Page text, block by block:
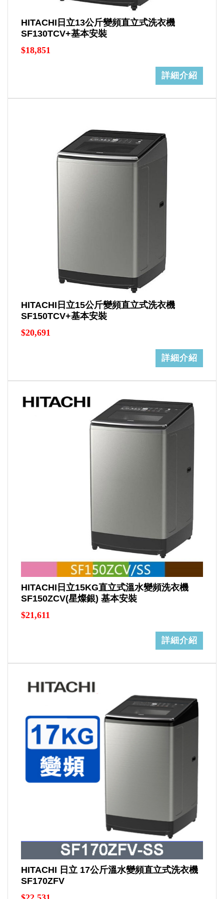
HITACHI日立13公斤變頻直立式洗衣機
SF130TCV+基本安裝
$18,851
詳細介紹
HITACHI日立15公斤變頻直立式洗衣機
SF150TCV+基本安裝
$20,691
詳細介紹
HITACHI日立15KG直立式溫水變頻洗衣機
SF150ZCV(星燦銀) 基本安裝
$21,611
詳細介紹
HITACHI 日立 17公斤溫水變頻直立式洗衣機
SF170ZFV